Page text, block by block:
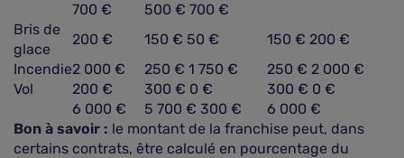
700 €
500 € 700 €
Bris de
glace
200 € 150 € 50 €
150 € 200 €
Incendie2 000 € 250 € 1 750 €
250 € 2 000 €
Vol
200 € 300 € 0 €
300 € 0 €
6 000 €
5 700 € 300 €
6 000 €
Bon à savoir : le montant de la franchise peut, dans
certains contrats, être calculé en pourcentage du